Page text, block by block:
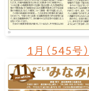
1月（545号）